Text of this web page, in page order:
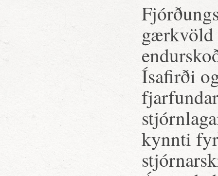
gærkvöld
Ísafirði
kynnti